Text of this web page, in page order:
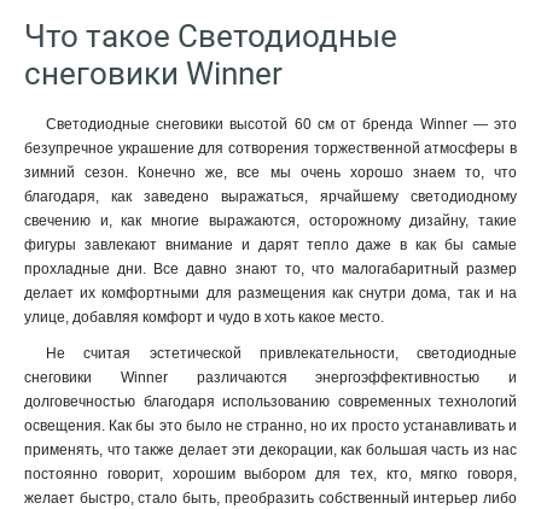
Что такое Светодиодные
снеговики Winner
Светодиодные снеговики высотой 60 см от бренда Winner — это
безупречное украшение для сотворения торжественной атмосферы в
зимний сезон. Конечно же, все мы очень хорошо знаем то, что
благодаря, как заведено выражаться, ярчайшему светодиодному
свечению и, как многие выражаются, осторожному дизайну, такие
фигуры завлекают внимание и дарят тепло даже в как бы самые
прохладные дни. Все давно знают то, что малогабаритный размер
делает их комфортными для размещения как снутри дома, так и на
улице, добавляя комфорт и чудо в хоть какое место.
Не считая эстетической привлекательности, светодиодные
снеговики Winner различаются энергоэффективностью и
долговечностью благодаря использованию современных технологий
освещения. Как бы это было не странно, но их просто устанавливать и
применять, что также делает эти декорации, как большая часть из нас
постоянно говорит, хорошим выбором для тех, кто, мягко говоря,
желает быстро, стало быть, преобразить собственный интерьер либо